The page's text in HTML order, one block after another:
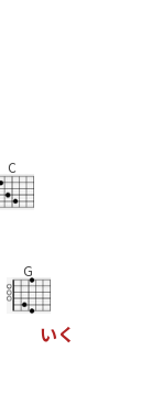
C
G
いく